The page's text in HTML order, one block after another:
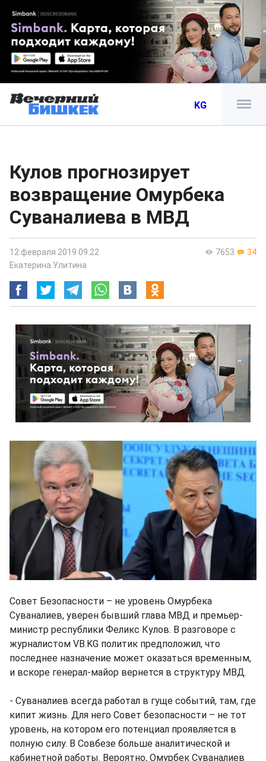
KG
Кулов прогнозирует
возвращение Омурбека
Суваналиева в МВД
7653 34
12 февраля 2019 09:22
Екатерина Улитина
Совет Безопасности – не уровень Омурбека
Суваналиев, уверен бывший глава МВД и премьер-
министр республики Феликс Кулов. В разговоре с
журналистом VB.KG политик предположил, что
последнее назначение может оказаться временным,
и вскоре генерал-майор вернется в структуру МВД.
- Суваналиев всегда работал в гуще событий, там, где
кипит жизнь. Для него Совет безопасности – не тот
уровень, на котором его потенциал проявляется в
полную силу. В Совбезе больше аналитической и
кабинетной работы. Вероятно, Омурбек Суваналиев